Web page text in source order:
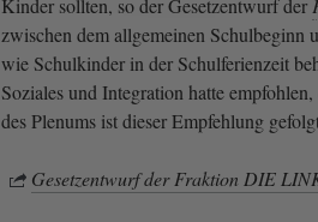
Kinder sollten, so der Gesetzentwurf der
zwischen dem allgemeinen Schulbeginn
wie Schulkinder in der Schulferienzeit
Soziales und Integration hatte
des Plenums ist dieser Empfehlung
Gesetzentwurf der Fraktion DIE